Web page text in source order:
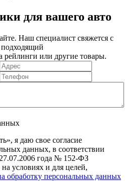
для вашего авто
Наш специалист свяжется с
рейлинги или другие товары.
я даю свое согласие
данных, в соответствии
года № 152-ФЗ
условиях и для целей,
обработку персональных данных